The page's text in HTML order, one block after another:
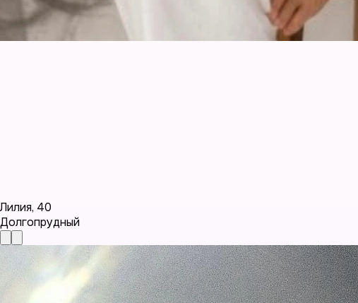
Лилия, 40
Долгопрудный